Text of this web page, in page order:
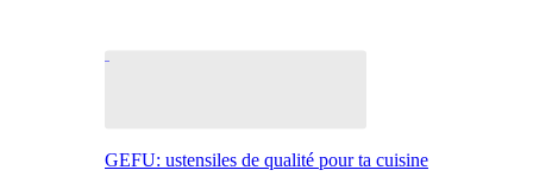
GEFU: ustensiles de qualité pour ta cuisine